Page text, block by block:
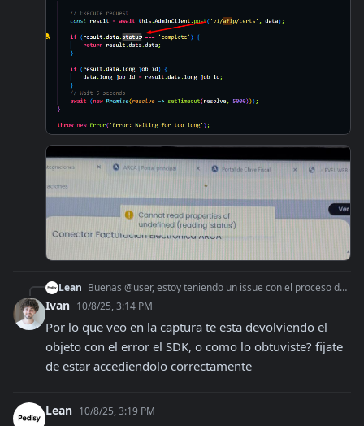
Lean Buenas @user, estoy teniendo un issue con el proceso de auth. Estoy utilizando la versión `1.2.0` y el error ocurre en el método `CreateCert`. Al parecer no es
Ivan 10/8/25, 3:14 PM
Por lo que veo en la captura te esta devolviendo el
objeto con el error el SDK, o como lo obtuviste? fijate
de estar accediendolo correctamente
Lean 10/8/25, 3:19 PM